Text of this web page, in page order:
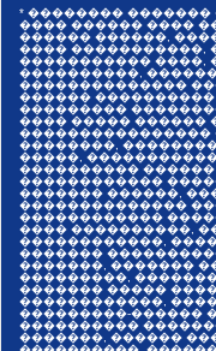
* ��������
���� ������ ����
������ ������,
���� �����������,
����������� ����,
����������,
��������������
������ ����������
���������
���� ����� ������
����������������
��������,
�����,
����������
������������
������� ������,
��������������
������������
���� ����������,
������������,
�������
�������, �������
���������,
������� �����
������������,
���������-������
����������
�������, ������